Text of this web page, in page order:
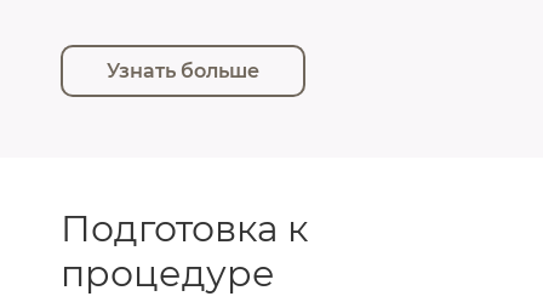
Узнать больше
Подготовка к
процедуре